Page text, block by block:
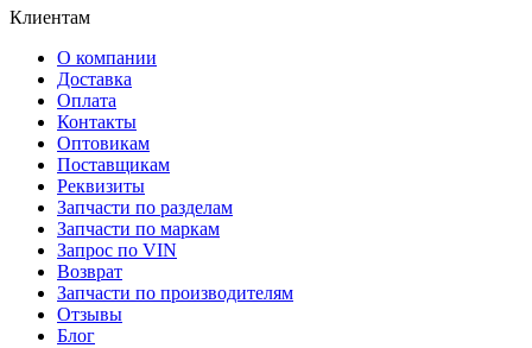
Клиентам
О компании
Доставка
Оплата
Контакты
Оптовикам
Поставщикам
Реквизиты
Запчасти по разделам
Запчасти по маркам
Запрос по VIN
Возврат
Запчасти по производителям
Отзывы
Блог